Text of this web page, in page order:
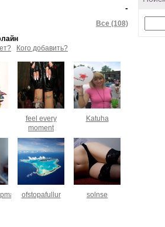
-
Все (108)
Кого добавить?
feel every
moment
Katuha
ofstopafullur solnse